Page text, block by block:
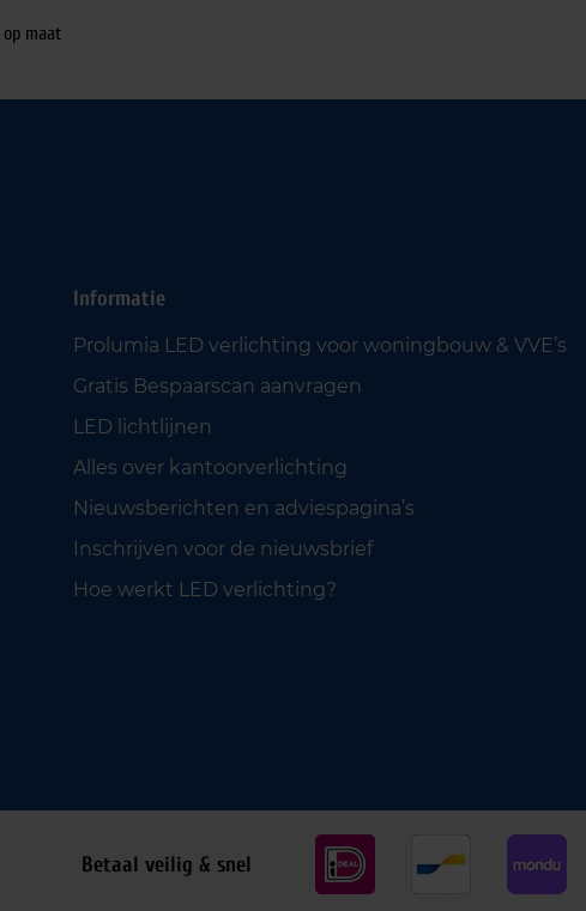
op maat
Informatie
Prolumia LED verlichting voor woningbouw & VVE’s
Gratis Bespaarscan aanvragen
LED lichtlijnen
Alles over kantoorverlichting
Nieuwsberichten en adviespagina’s
Inschrijven voor de nieuwsbrief
Hoe werkt LED verlichting?
Betaal veilig & snel